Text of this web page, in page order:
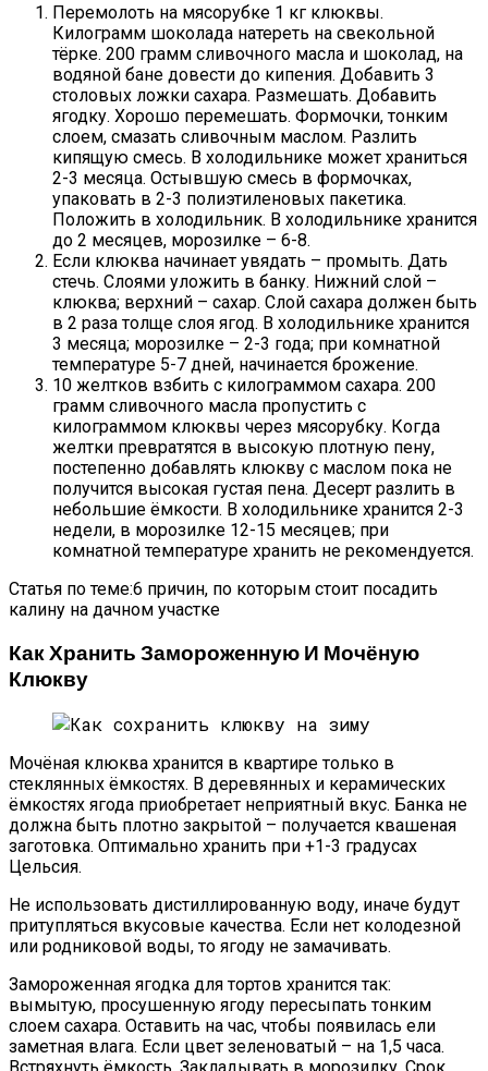
Перемолоть на мясорубке 1 кг клюквы.
Килограмм шоколада натереть на свекольной
тёрке. 200 грамм сливочного масла и шоколад, на
водяной бане довести до кипения. Добавить 3
столовых ложки сахара. Размешать. Добавить
ягодку. Хорошо перемешать. Формочки, тонким
слоем, смазать сливочным маслом. Разлить
кипящую смесь. В холодильнике может храниться
2-3 месяца. Остывшую смесь в формочках,
упаковать в 2-3 полиэтиленовых пакетика.
Положить в холодильник. В холодильнике хранится
до 2 месяцев, морозилке – 6-8.
Если клюква начинает увядать – промыть. Дать
стечь. Слоями уложить в банку. Нижний слой –
клюква; верхний – сахар. Слой сахара должен быть
в 2 раза толще слоя ягод. В холодильнике хранится
3 месяца; морозилке – 2-3 года; при комнатной
температуре 5-7 дней, начинается брожение.
10 желтков взбить с килограммом сахара. 200
грамм сливочного масла пропустить с
килограммом клюквы через мясорубку. Когда
желтки превратятся в высокую плотную пену,
постепенно добавлять клюкву с маслом пока не
получится высокая густая пена. Десерт разлить в
небольшие ёмкости. В холодильнике хранится 2-3
недели, в морозилке 12-15 месяцев; при
комнатной температуре хранить не рекомендуется.
Статья по теме:6 причин, по которым стоит посадить
калину на дачном участке
Как Хранить Замороженную И Мочёную
Клюкву
Мочёная клюква хранится в квартире только в
стеклянных ёмкостях. В деревянных и керамических
ёмкостях ягода приобретает неприятный вкус. Банка не
должна быть плотно закрытой – получается квашеная
заготовка. Оптимально хранить при +1-3 градусах
Цельсия.
Не использовать дистиллированную воду, иначе будут
притупляться вкусовые качества. Если нет колодезной
или родниковой воды, то ягоду не замачивать.
Замороженная ягодка для тортов хранится так:
вымытую, просушенную ягоду пересыпать тонким
слоем сахара. Оставить на час, чтобы появилась ели
заметная влага. Если цвет зеленоватый – на 1,5 часа.